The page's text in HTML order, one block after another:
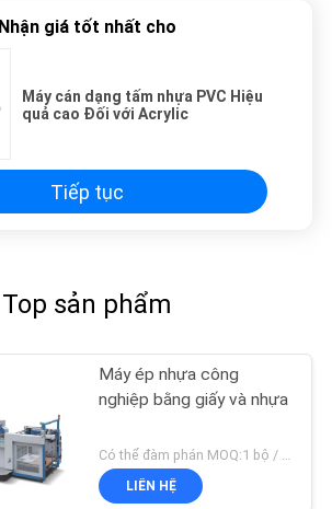
Nhận giá tốt nhất cho
Máy cán dạng tấm nhựa PVC Hiệu
quả cao Đối với Acrylic
Tiếp tục
Top sản phẩm
Máy ép nhựa công
nghiệp bằng giấy và nhựa
Có thể đàm phán MOQ:1 bộ / bộ
LIÊN HỆ